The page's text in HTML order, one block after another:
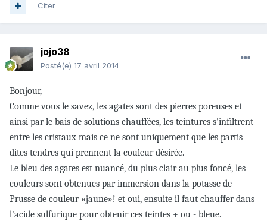
Citer
jojo38
Posté(e) 17 avril 2014
Bonjour,
Comme vous le savez, les agates sont des pierres poreuses et
ainsi par le bais de solutions chauffées, les teintures s'infiltrent
entre les cristaux mais ce ne sont uniquement que les partis
dites tendres qui prennent la couleur désirée.
Le bleu des agates est nuancé, du plus clair au plus foncé, les
couleurs sont obtenues par immersion dans la potasse de
Prusse de couleur «jaune»! et oui, ensuite il faut chauffer dans
l'acide sulfurique pour obtenir ces teintes + ou - bleue.